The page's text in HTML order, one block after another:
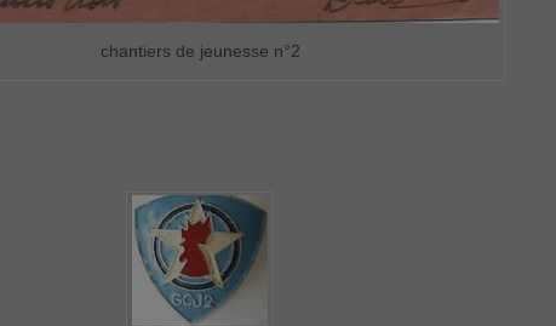
chantiers de jeunesse n°2